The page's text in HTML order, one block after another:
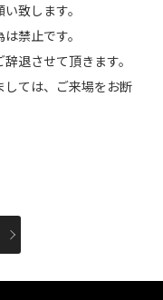
致します。
禁止です。
退させて頂きます。
ては、ご来場をお断